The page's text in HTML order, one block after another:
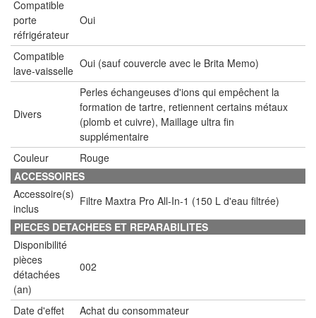
Compatible
porte
réfrigérateur
Oui
Compatible
lave-vaisselle
Oui (sauf couvercle avec le Brita Memo)
Divers
Perles échangeuses d'ions qui empêchent la
formation de tartre, retiennent certains métaux
(plomb et cuivre), Maillage ultra fin
supplémentaire
Couleur
Rouge
ACCESSOIRES
Accessoire(s)
inclus
Filtre Maxtra Pro All-In-1 (150 L d'eau filtrée)
PIECES DETACHEES ET REPARABILITES
Disponibilité
pièces
détachées
(an)
002
Date d'effet Achat du consommateur